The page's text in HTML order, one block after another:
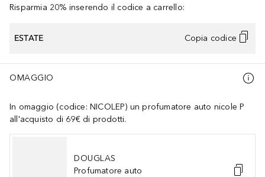
Risparmia 20% inserendo il codice a carrello:
ESTATE Copia codice
OMAGGIO
In omaggio (codice: NICOLEP) un profumatore auto nicole P
all'acquisto di 69€ di prodotti.
DOUGLAS
Profumatore auto